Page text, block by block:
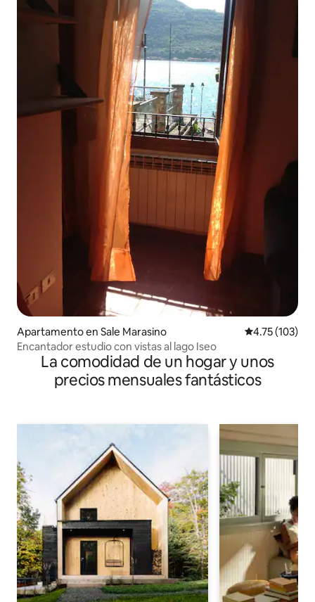
Apartamento en Sale Marasino Calificación
4.75 (103)
Encantador estudio con vistas al lago Iseo
La comodidad de un hogar y unos
precios mensuales fantásticos